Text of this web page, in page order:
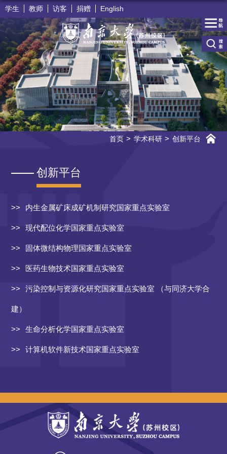
学生 教师 访客 捐赠 English
首页 学术科研 创新平台
创新平台
内生金属矿床成矿机制研究国家重点实验室
现代配位化学国家重点实验室
固体微结构物理国家重点实验室
医药生物技术国家重点实验室
污染控制与资源化研究国家重点实验室 （与同济大学合
建）
生命分析化学国家重点实验室
计算机软件新技术国家重点实验室